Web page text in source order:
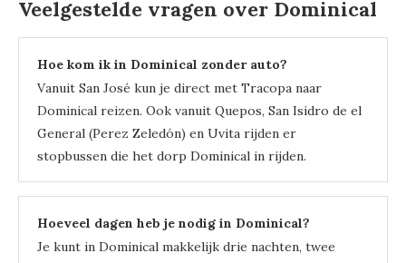
Veelgestelde vragen over Dominical
Hoe kom ik in Dominical zonder auto?
Vanuit San José kun je direct met Tracopa naar
Dominical reizen. Ook vanuit Quepos, San Isidro de el
General (Perez Zeledón) en Uvita rijden er
stopbussen die het dorp Dominical in rijden.
Hoeveel dagen heb je nodig in Dominical?
Je kunt in Dominical makkelijk drie nachten, twee